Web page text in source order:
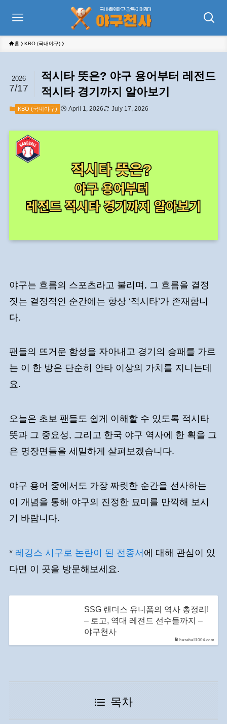
홈 KBO (국내야구)
적시타 뜻은? 야구 용어부터 레전드
적시타 경기까지 알아보기
2026
7/17
KBO (국내야구) April 1, 2026 July 17, 2026
야구는 흐름의 스포츠라고 불리며, 그 흐름을 결정
짓는 결정적인 순간에는 항상 ‘적시타’가 존재합니
다.
팬들의 뜨거운 함성을 자아내고 경기의 승패를 가르
는 이 한 방은 단순히 안타 이상의 가치를 지니는데
요.
오늘은 초보 팬들도 쉽게 이해할 수 있도록 적시타
뜻과 그 중요성, 그리고 한국 야구 역사에 한 획을 그
은 명장면들을 세밀하게 살펴보겠습니다.
야구 용어 중에서도 가장 짜릿한 순간을 선사하는
이 개념을 통해 야구의 진정한 묘미를 만끽해 보시
기 바랍니다.
* 레깅스 시구로 논란이 된 전종서 에 대해 관심이 있
다면 이 곳을 방문해보세요.
baseball1004.com
SSG 랜더스 유니폼의 역사 총정리!
– 로고, 역대 레전드 선수들까지 –
야구천사
목차